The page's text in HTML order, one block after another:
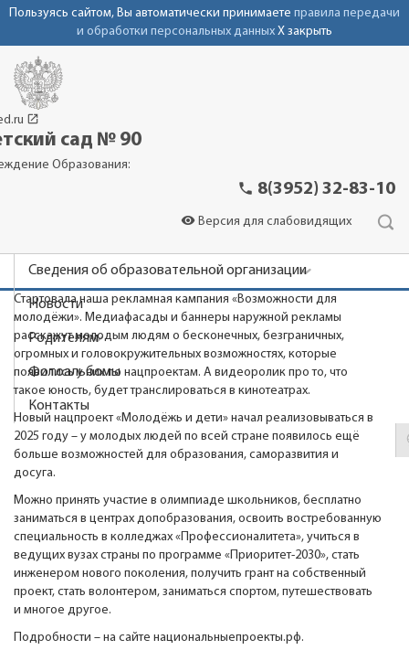
Пользуясь сайтом, Вы автоматически принимаете правила передачи
и обработки персональных данных X закрыть
launch
сад № 90
Образования:
phone 8(3952) 32-83-10
visibility Версия для слабовидящих
Сведения об образовательной организации
Новости
Родителям
Фотоальбомы
Контакты
Стартовала наша рекламная кампания «Возможности для
молодёжи». Медиафасады и баннеры наружной рекламы
расскажут молодым людям о бесконечных, безграничных,
огромных и головокружительных возможностях, которые
появились у них по нацпроектам. А видеоролик про то, что
такое юность, будет транслироваться в кинотеатрах.
Новый нацпроект «Молодёжь и дети» начал реализовываться в
2025 году – у молодых людей по всей стране появилось ещё
больше возможностей для образования, саморазвития и
досуга.
Можно принять участие в олимпиаде школьников, бесплатно
заниматься в центрах допобразования, освоить востребованную
специальность в колледжах «Профессионалитета», учиться в
ведущих вузах страны по программе «Приоритет-2030», стать
инженером нового поколения, получить грант на собственный
проект, стать волонтером, заниматься спортом, путешествовать
и многое другое.
Подробности – на сайте национальныепроекты.рф.